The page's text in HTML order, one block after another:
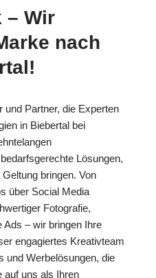
– Wir
nach
und Partner, die Experten
in Biebertal bei
Lösungen,
bringen. Von
über Social Media
Fotografie,
Ads – wir bringen Ihre
engagiertes Kreativteam
und Werbelösungen, die
auf uns als Ihren